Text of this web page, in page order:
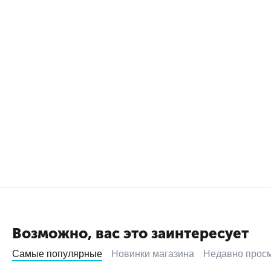
Возможно, вас это заинтересует
Самые популярные Новинки магазина Недавно